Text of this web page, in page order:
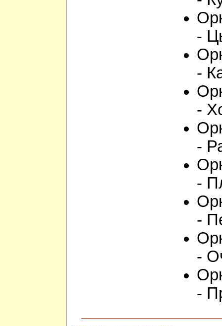
-
-
-
-
-
-
-
-